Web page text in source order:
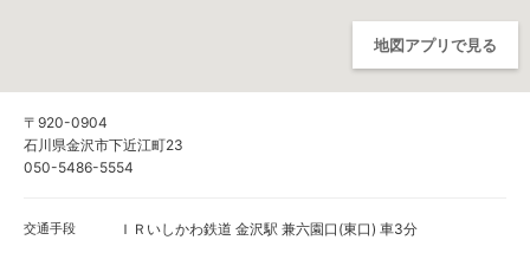
地図アプリで見る
〒920-0904
石川県金沢市下近江町23
050-5486-5554
交通手段 ＩＲいしかわ鉄道 金沢駅 兼六園口(東口) 車3分